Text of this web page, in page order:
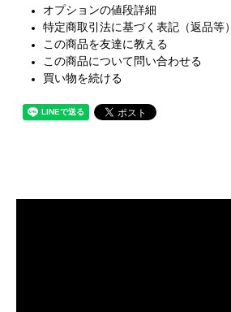
オプションの値段詳細
特定商取引法に基づく表記（返品等）
この商品を友達に教える
この商品について問い合わせる
買い物を続ける